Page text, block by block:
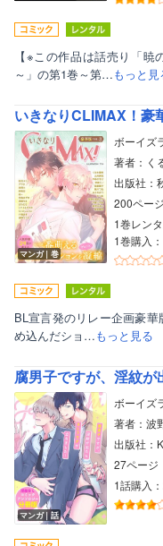
【※この作品は話売り「
～」の第1巻～第…もっと見
いきなりCLIMAX！豪
マンガ｜巻
ボーイズ
著者：く
出版社：
200ページ
1巻レン
1巻購入
BL宣言発のリレー企画豪
め込んだショ…もっと見る
マンガ｜話
ボーイズ
著者：波
出版社：
27ページ
1話購入